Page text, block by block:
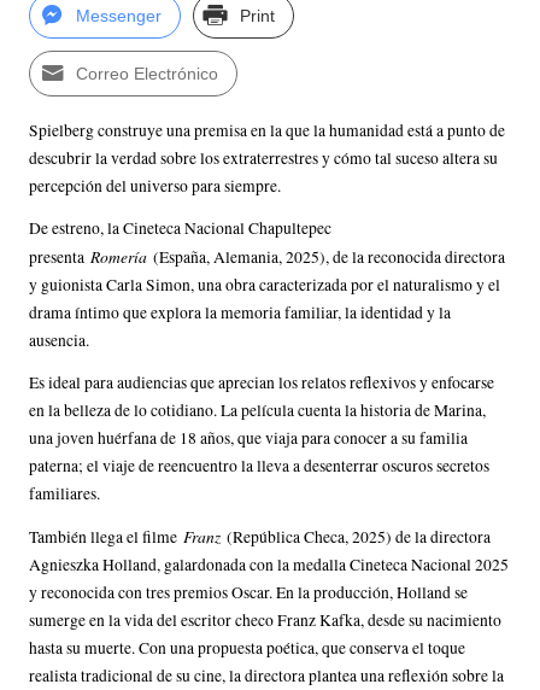
Messenger Print
Correo Electrónico
Spielberg construye una premisa en la que la humanidad está a punto de
descubrir la verdad sobre los extraterrestres y cómo tal suceso altera su
percepción del universo para siempre.
De estreno, la Cineteca Nacional Chapultepec
presenta Romería (España, Alemania, 2025), de la reconocida directora
y guionista Carla Simon, una obra caracterizada por el naturalismo y el
drama íntimo que explora la memoria familiar, la identidad y la
ausencia.
Es ideal para audiencias que aprecian los relatos reflexivos y enfocarse
en la belleza de lo cotidiano. La película cuenta la historia de Marina,
una joven huérfana de 18 años, que viaja para conocer a su familia
paterna; el viaje de reencuentro la lleva a desenterrar oscuros secretos
familiares.
También llega el filme Franz (República Checa, 2025) de la directora
Agnieszka Holland, galardonada con la medalla Cineteca Nacional 2025
y reconocida con tres premios Oscar. En la producción, Holland se
sumerge en la vida del escritor checo Franz Kafka, desde su nacimiento
hasta su muerte. Con una propuesta poética, que conserva el toque
realista tradicional de su cine, la directora plantea una reflexión sobre la